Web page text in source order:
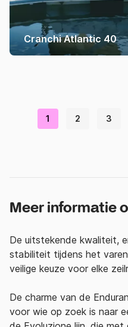
Cranchi Atlantic 40
1 2 3
Meer informatie
De uitstekende kwaliteit,
stabiliteit tijdens het
veilige keuze voor elke
De charme van de
voor wie op zoek is naar e